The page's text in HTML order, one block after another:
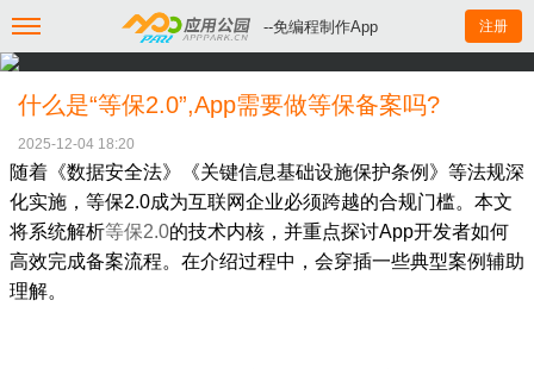
--免编程制作App 注册
什么是“等保2.0”,App需要做等保备案吗?
2025-12-04 18:20
随着《数据安全法》《关键信息基础设施保护条例》等法规深
化实施，等保2.0成为互联网企业必须跨越的合规门槛。本文
将系统解析等保2.0的技术内核，并重点探讨App开发者如何
高效完成备案流程。在介绍过程中，会穿插一些典型案例辅助
理解。